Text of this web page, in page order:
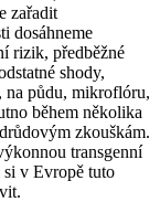
zařadit
dosáhneme
rizik, předběžné
shody,
na půdu, mikroflóru,
během několika
zkouškám.
transgenní
v Evropě tuto